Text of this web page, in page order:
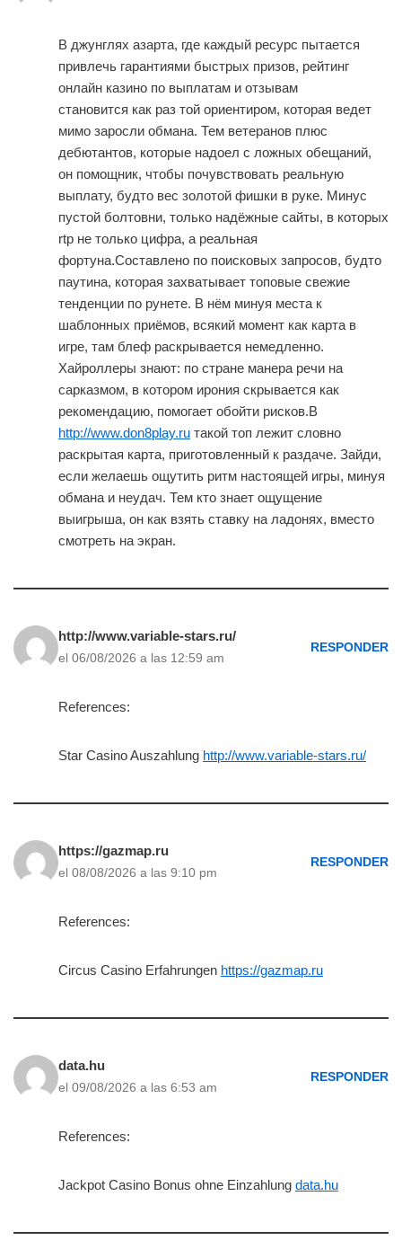
В джунглях азарта, где каждый ресурс пытается
привлечь гарантиями быстрых призов, рейтинг
онлайн казино по выплатам и отзывам
становится как раз той ориентиром, которая ведет
мимо заросли обмана. Тем ветеранов плюс
дебютантов, которые надоел с ложных обещаний,
он помощник, чтобы почувствовать реальную
выплату, будто вес золотой фишки в руке. Минус
пустой болтовни, только надёжные сайты, в которых
rtp не только цифра, а реальная
фортуна.Составлено по поисковых запросов, будто
паутина, которая захватывает топовые свежие
тенденции по рунете. В нём минуя места к
шаблонных приёмов, всякий момент как карта в
игре, там блеф раскрывается немедленно.
Хайроллеры знают: по стране манера речи на
сарказмом, в котором ирония скрывается как
рекомендацию, помогает обойти рисков.В
http://www.don8play.ru такой топ лежит словно
раскрытая карта, приготовленный к раздаче. Зайди,
если желаешь ощутить ритм настоящей игры, минуя
обмана и неудач. Тем кто знает ощущение
выигрыша, он как взять ставку на ладонях, вместо
смотреть на экран.
http://www.variable-stars.ru/
el 06/08/2026 a las 12:59 am
RESPONDER
References:
Star Casino Auszahlung http://www.variable-stars.ru/
https://gazmap.ru
el 08/08/2026 a las 9:10 pm
RESPONDER
References:
Circus Casino Erfahrungen https://gazmap.ru
data.hu
el 09/08/2026 a las 6:53 am
RESPONDER
References:
Jackpot Casino Bonus ohne Einzahlung data.hu